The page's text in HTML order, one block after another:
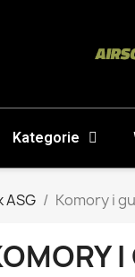
Kategorie
ASG Komory i